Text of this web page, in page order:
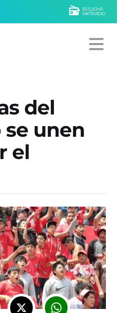
ESCUCHÁ
MKTRADIO
del
se unen
el